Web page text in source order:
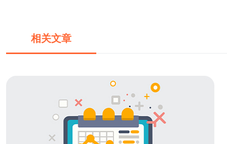
相关文章